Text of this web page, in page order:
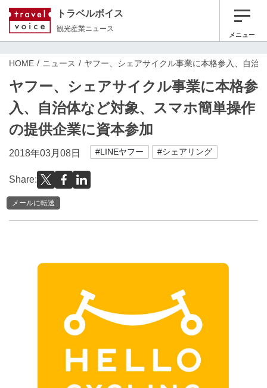
トラベルボイス
観光産業ニュース
メニュー
HOME ニュース ヤフー、シェアサイクル事業に本格参入、自治
ヤフー、シェアサイクル事業に本格参
入、自治体など対象、スマホ簡単操作
の提供企業に資本参加
2018年03月08日 #LINEヤフー #シェアリング
Share:
メールに転送